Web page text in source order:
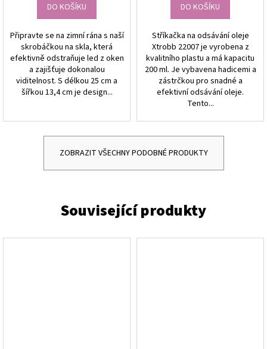
DO KOŠÍKU
Připravte se na zimní rána s naší
skrobáčkou na skla, která
efektivně odstraňuje led z oken
a zajišťuje dokonalou
viditelnost. S délkou 25 cm a
šířkou 13,4 cm je design...
DO KOŠÍKU
Stříkačka na odsávání oleje
Xtrobb 22007 je vyrobena z
kvalitního plastu a má kapacitu
200 ml. Je vybavena hadicemi a
zástrčkou pro snadné a
efektivní odsávání oleje.
Tento...
ZOBRAZIT VŠECHNY PODOBNÉ PRODUKTY